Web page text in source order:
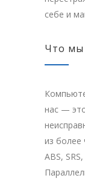
себе и
Что мы
нас —
из более
ABS,